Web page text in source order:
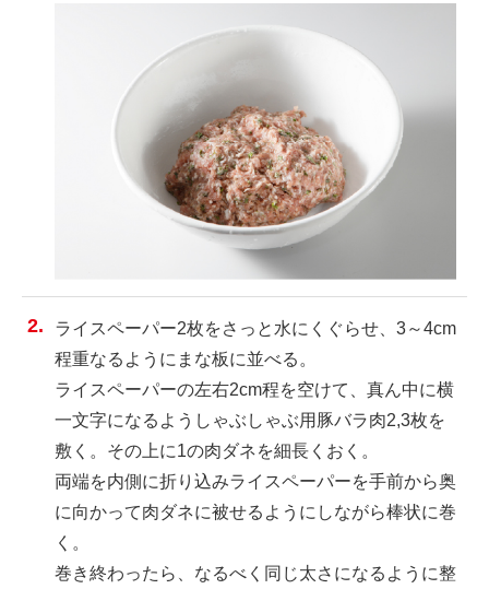
ライスペーパー2枚をさっと水にくぐらせ、3～4cm
程重なるようにまな板に並べる。
ライスペーパーの左右2cm程を空けて、真ん中に横
一文字になるようしゃぶしゃぶ用豚バラ肉2,3枚を
敷く。その上に1の肉ダネを細長くおく。
両端を内側に折り込みライスペーパーを手前から奥
に向かって肉ダネに被せるようにしながら棒状に巻
く。
巻き終わったら、なるべく同じ太さになるように整